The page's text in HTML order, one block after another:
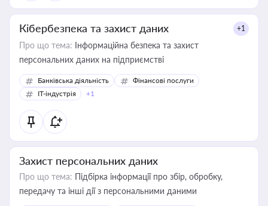
Кібербезпека та захист даних +1
Про що тема: Інформаційна безпека та захист
персональних даних на підприємстві
Банківська діяльність
Фінансові послуги
IT-індустрія
+1
Захист персональних даних
Про що тема: Підбірка інформації про збір, обробку,
передачу та інші дії з персональними даними